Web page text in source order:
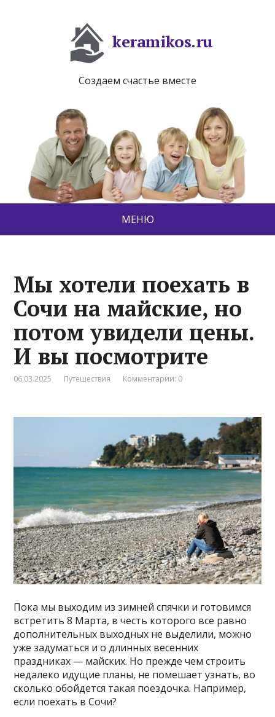
keramikos.ru
Создаем счастье вместе
МЕНЮ
Мы хотели поехать в
Сочи на майские, но
потом увидели цены.
И вы посмотрите
06.03.2025 Путешествия Комментарии: 0
Пока мы выходим из зимней спячки и готовимся
встретить 8 Марта, в честь которого все равно
дополнительных выходных не выделили, можно
уже задуматься и о длинных весенних
праздниках — майских. Но прежде чем строить
недалеко идущие планы, не помешает узнать, во
сколько обойдется такая поездочка. Например,
если поехать в Сочи?